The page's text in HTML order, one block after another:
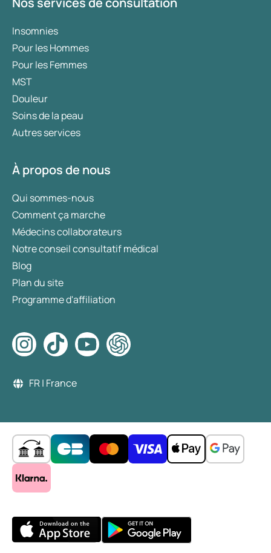
Insomnies
Pour les Hommes
Pour les Femmes
MST
Douleur
Soins de la peau
Autres services
À propos de nous
Qui sommes-nous
Comment ça marche
Médecins collaborateurs
Notre conseil consultatif médical
Blog
Plan du site
Programme d'affiliation
FR | France